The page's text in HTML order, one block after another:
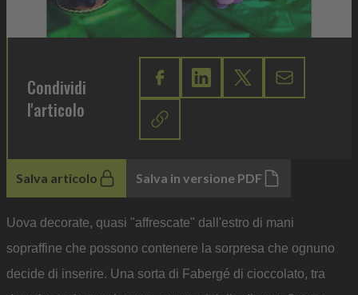
Condividi
l'articolo
Salva articolo Salva in versione PDF
Uova decorate, quasi "affrescate" dall'estro di mani
sopraffine che possono contenere la sorpresa che ognuno
decide di inserire. Una sorta di Fabergé di cioccolato, tra